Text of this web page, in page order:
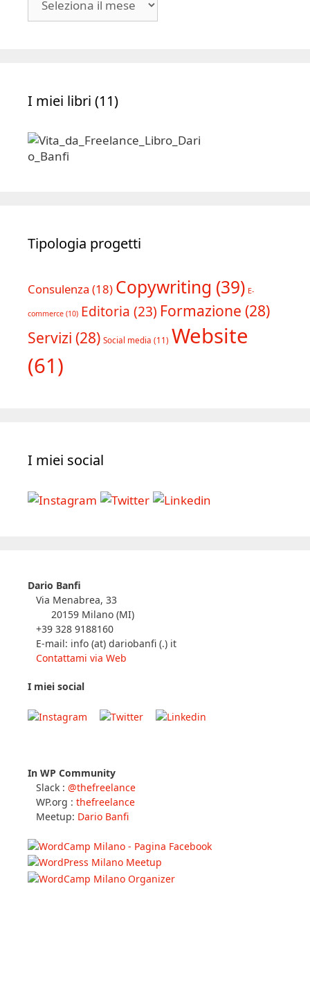
I miei libri (11)
Tipologia progetti
Consulenza (18) Copywriting (39) E-
commerce (10) Editoria (23) Formazione (28)
Servizi (28) Social media (11) Website
(61)
I miei social
Dario Banfi
Via Menabrea, 33
20159 Milano (MI)
+39 328 9188160
E-mail: info (at) dariobanfi (.) it
Contattami via Web
I miei social
In WP Community
Slack : @thefreelance
WP.org : thefreelance
Meetup: Dario Banfi